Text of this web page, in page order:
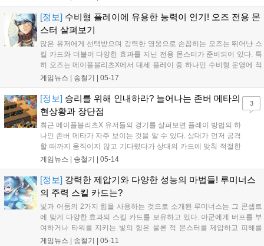
[정보] 수비형 플레이에 유용한 능력이 인기! 오즈 전용 몬
스터 살펴보기
많은 유저에게 선택받으며 강력한 영웅으로 손꼽히는 오즈는 뛰어난 스
킬 카드와 더불어 다양한 효과를 지닌 전용 몬스터가 준비되어 있다. 특
히 오즈는 메이플블리츠X에서 대세 플레이 중 하나인 수비형 운영에 적
합한 능력을 가지고 있고, 덕분에 몬스터 역시...
게임뉴스 | 송철기 05-17
[정보] 승리를 위해 인내하라? 늘어나는 존버 메타의
현상황과 장단점
최근 메이플블리츠X 유저들의 경기를 살펴보면 플레이 방법의 하
나인 존버 메타가 자주 보이는 것을 알 수 있다. 상대가 먼저 공격
할 때까지 움직이지 않고 기다렸다가 상대의 카드에 맞춰 적절한
카운터로 대응하는 방식으로, 전부터 제압기 카드가 많은 오즈
게임뉴스 | 송철기 05-14
3
[정보] 강력한 제압기와 다양한 성능의 마법들! 루미너스
의 주력 스킬 카드는?
빛과 어둠의 2가지 힘을 사용하는 것으로 소개된 루미너스는 그 콘셉트
에 맞게 다양한 효과의 스킬 카드를 보유하고 있다. 아군에게 버프를 부
여하거나 타워를 지키는 빛의 힘은 물론 적 몬스터를 제압하고 피해를
입히는 강력한 어둠의 힘까지 적절한 스킬 카드...
게임뉴스 | 송철기 05-11